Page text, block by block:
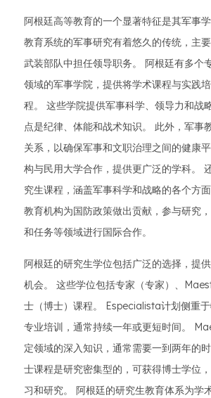
阿根廷高等教育的一个显著特征是其军事
教育系统的军事研究有着悠久的传统，主
武装部队中担任领导职务。 阿根廷有多个
领域的军事学院，提供将学术课程与实践
程。 这些学院提供军事科学、领导力和战
点是纪律、体能和战术知识。 此外，军事
关系，以确保军事和文职治理之间的健康
构与民用大学合作，提供更广泛的学科。
究生课程，涵盖军事科学和战略的各个方
教育机构为国防政策做出贡献，参与研究
和任务等领域进行国际合作。
阿根廷的研究生学位包括广泛的选择，提
机会。 这些学位包括专家（专家）、
士（博士）课程。 Especialista计划侧重
专业培训，通常持续一年或更短时间。
定领域的深入知识，通常需要一到两年的
士课程是研究密集型的，可获得博士学位
习和研究。 阿根廷的研究生教育体系为学